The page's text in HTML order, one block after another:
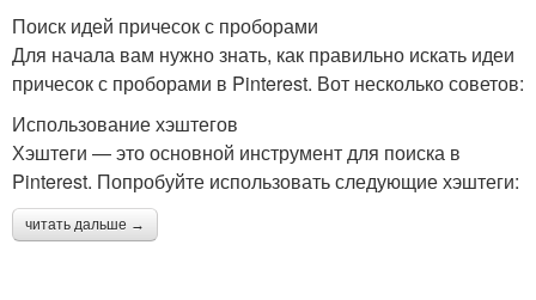
Поиск идей причесок с проборами
Для начала вам нужно знать, как правильно искать идеи
причесок с проборами в Pinterest. Вот несколько советов:
Использование хэштегов
Хэштеги — это основной инструмент для поиска в
Pinterest. Попробуйте использовать следующие хэштеги:
читать дальше →